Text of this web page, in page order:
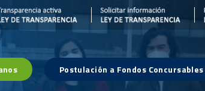
Postulación a Fondos